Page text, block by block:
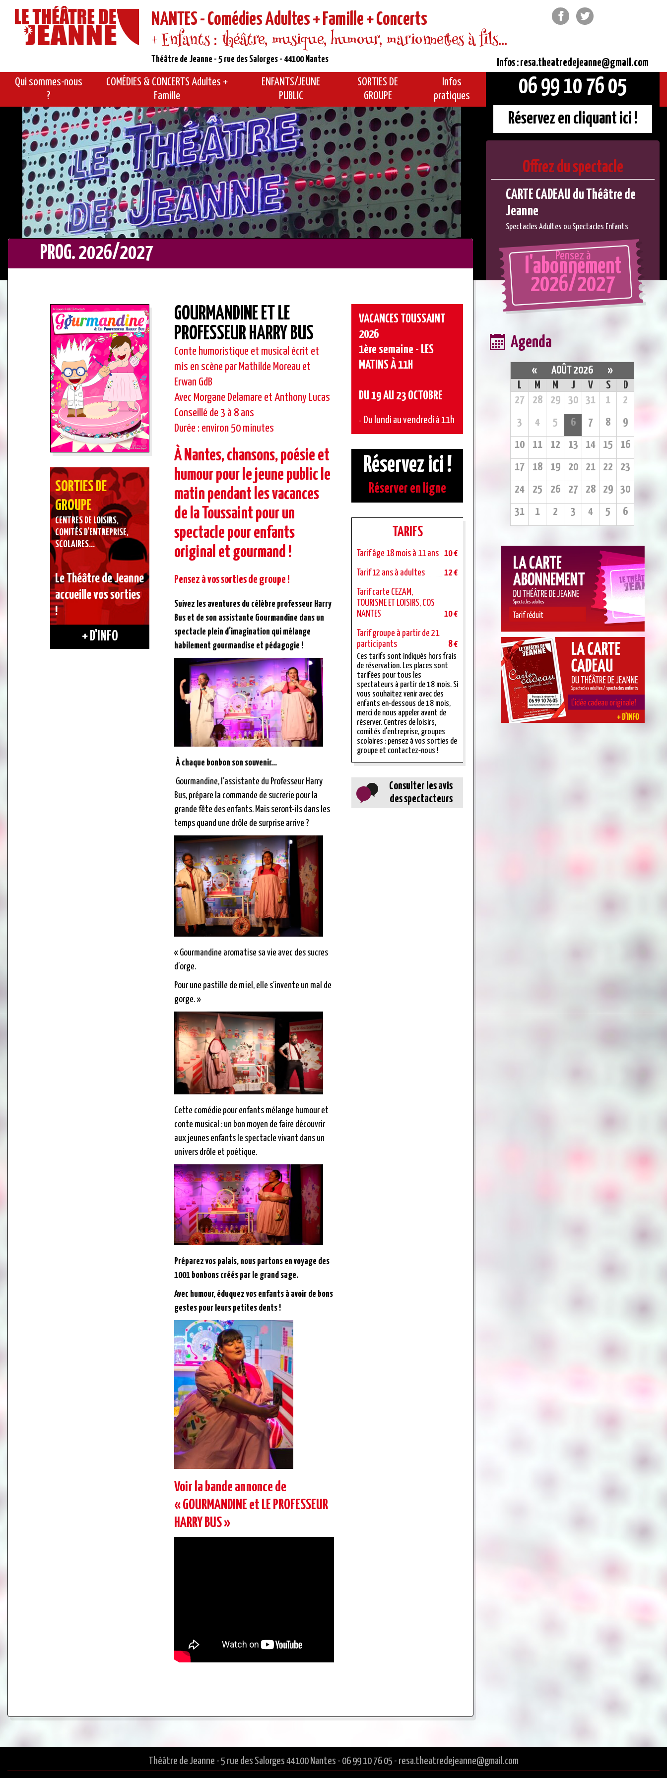
NANTES - Comédies Adultes + Famille + Concerts
+ Enfants : théâtre, musique, humour, marionnettes à fils...
Théâtre de Jeanne - 5 rue des Salorges - 44100 Nantes
FacebookTwitter
Qui sommes-nous
?
COMÉDIES & CONCERTS Adultes +
Famille
ENFANTS/JEUNE
PUBLIC
SORTIES DE
GROUPE
Infos
pratiques
Infos : resa.theatredejeanne@gmail.com
06 99 10 76 05
Réservez en cliquant ici !
Offrez du spectacle
CARTE CADEAU du Théâtre de
Jeanne
Spectacles Adultes ou Spectacles Enfants
PROG. 2026/2027
SORTIES DE
GROUPE
CENTRES DE LOISIRS,
COMITÉS D’ENTREPRISE,
SCOLAIRES…
Le Théâtre de Jeanne
accueille vos sorties
!
+ D'INFO
GOURMANDINE ET LE
PROFESSEUR HARRY BUS
Conte humoristique et musical écrit et
mis en scène par Mathilde Moreau et
Erwan GdB
Avec Morgane Delamare et Anthony Lucas
Conseillé de 3 à 8 ans
Durée : environ 50 minutes
À Nantes, chansons, poésie et
humour pour le jeune public le
matin pendant les vacances
de la Toussaint pour un
spectacle pour enfants
original et gourmand !
Pensez à vos sorties de groupe !
Suivez les aventures du célèbre professeur Harry
Bus et de son assistante Gourmandine dans un
spectacle plein d’imagination qui mélange
habilement gourmandise et pédagogie !
À chaque bonbon son souvenir…
Gourmandine, l’assistante du Professeur Harry
Bus, prépare la commande de sucrerie pour la
grande fête des enfants. Mais seront-ils dans les
temps quand une drôle de surprise arrive ?
« Gourmandine aromatise sa vie avec des sucres
d’orge.
Pour une pastille de miel, elle s’invente un mal de
gorge. »
Cette comédie pour enfants mélange humour et
conte musical : un bon moyen de faire découvrir
aux jeunes enfants le spectacle vivant dans un
univers drôle et poétique.
Préparez vos palais, nous partons en voyage des
1001 bonbons créés par le grand sage.
Avec humour, éduquez vos enfants à avoir de bons
gestes pour leurs petites dents !
Voir la bande annonce de
« GOURMANDINE et LE PROFESSEUR
HARRY BUS »
VACANCES TOUSSAINT
2026
1ère semaine - LES
MATINS À 11H
DU 19 AU 23 OCTOBRE
Du lundi au vendredi à 11h
Réservez ici !
Réserver en ligne
TARIFS
Tarif âge 18 mois à 11 ans 10 €
Tarif 12 ans à adultes 12 €
Tarif carte CEZAM,
TOURISME ET LOISIRS, COS
NANTES
10 €
Tarif groupe à partir de 21
participants
8 €
Ces tarifs sont indiqués hors frais
de réservation. Les places sont
tarifées pour tous les
spectateurs à partir de 18 mois. Si
vous souhaitez venir avec des
enfants en-dessous de 18 mois,
merci de nous appeler avant de
réserver. Centres de loisirs,
comités d'entreprise, groupes
scolaires : pensez à vos sorties de
groupe et contactez-nous !
Consulter les avis
des spectacteurs
Pensez à
l'abonnement
2026/2027
Agenda
« AOÛT 2026
»
L
M M J V S
D
27
28 29 30 31 1
2
3
4 5 6 7 8
9
10
11 12 13 14 15
16
17
18 19 20 21 22
23
24
25 26 27 28 29
30
31
1 2 3 4 5 6
Théâtre de Jeanne - 5 rue des Salorges 44100 Nantes - 06 99 10 76 05 - resa.theatredejeanne@gmail.com